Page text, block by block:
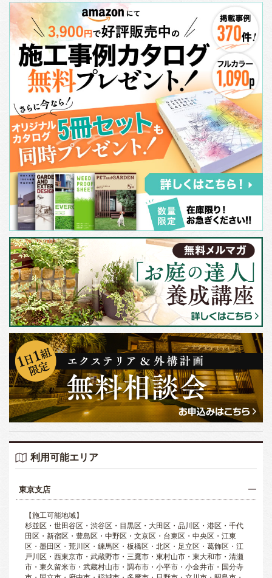
利用可能エリア
東京支店
【施工可能地域】
杉並区・世田谷区・渋谷区・目黒区・大田区・品川区・港区・千代
田区・新宿区・豊島区・中野区・文京区・台東区・中央区・江東
区・墨田区・荒川区・練馬区・板橋区・北区・足立区・葛飾区・江
戸川区・西東京市・武蔵野市・三鷹市・東村山市・東大和市・清瀬
市・東久留米市・武蔵村山市・調布市・小平市・小金井市・国分寺